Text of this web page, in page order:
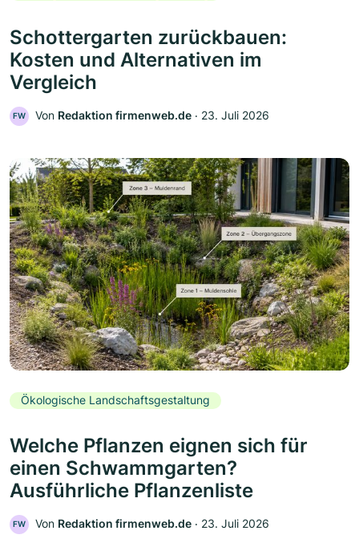
Schottergarten zurückbauen:
Kosten und Alternativen im
Vergleich
FW Von Redaktion firmenweb.de ‧ 23. Juli 2026
Ökologische Landschaftsgestaltung
Welche Pflanzen eignen sich für
einen Schwammgarten?
Ausführliche Pflanzenliste
FW Von Redaktion firmenweb.de ‧ 23. Juli 2026